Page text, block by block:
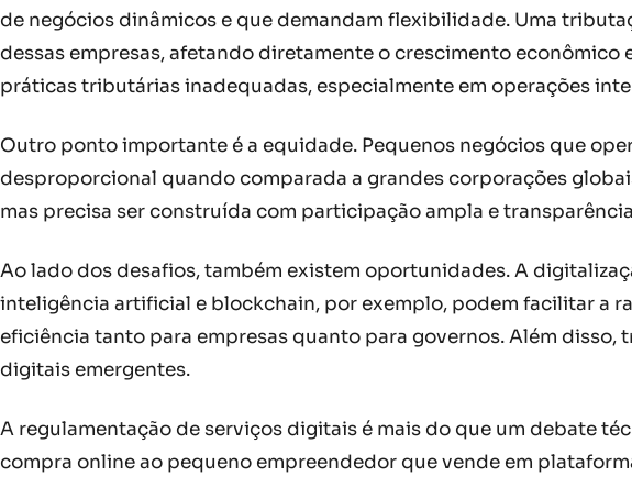
de negócios dinâmicos e que demandam flexibilidade. Uma
dessas empresas, afetando diretamente o crescimento
práticas tributárias inadequadas, especialmente em operações
Outro ponto importante é a equidade. Pequenos negócios que
desproporcional quando comparada a grandes corporações
mas precisa ser construída com participação ampla e
Ao lado dos desafios, também existem oportunidades. A
inteligência artificial e blockchain, por exemplo, podem facilitar a
eficiência tanto para empresas quanto para governos. Além
digitais emergentes.
A regulamentação de serviços digitais é mais do que um debate
compra online ao pequeno empreendedor que vende em